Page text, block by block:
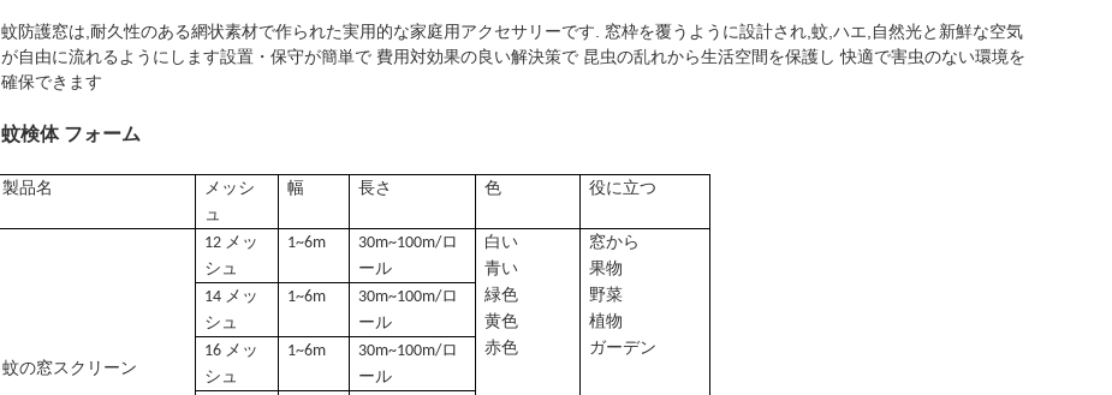
蚊防護窓は,耐久性のある網状素材で作られた実用的な家庭用アクセサリーです. 窓枠を覆うように設計され,蚊,ハエ,自然光と新鮮な空気
が自由に流れるようにします設置・保守が簡単で 費用対効果の良い解決策で 昆虫の乱れから生活空間を保護し 快適で害虫のない環境を
確保できます
蚊検体 フォーム
製品名
メッシ
ュ
幅 長さ 色 役に立つ
蚊の窓スクリーン
12 メッ
シュ
1~6m
30m~100m/ロ
ール
白い
青い
緑色
黄色
赤色
窓から
果物
野菜
植物
ガーデン
14 メッ
シュ
1~6m
30m~100m/ロ
ール
16 メッ
シュ
1~6m
30m~100m/ロ
ール